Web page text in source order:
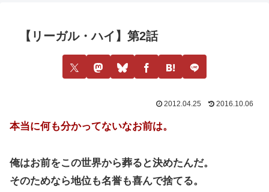
【リーガル・ハイ】第2話
2012.04.25 2016.10.06
本当に何も分かってないなお前は。
俺はお前をこの世界から葬ると決めたんだ。
そのためなら地位も名誉も喜んで捨てる。